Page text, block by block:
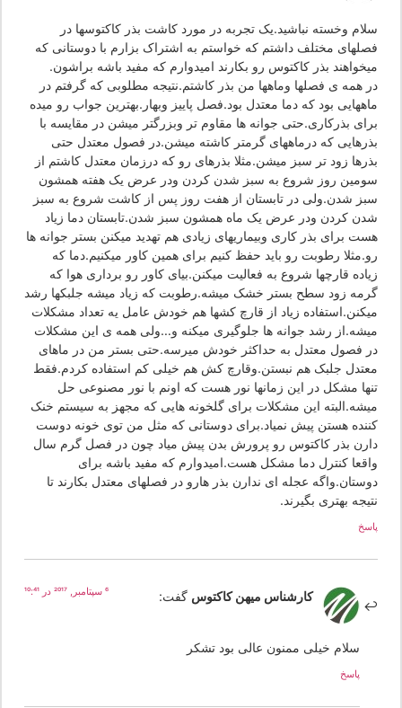
وخسته نباشید.یک تجربه در مورد کاشت بذر کاکتوسها در
مختلف داشتم که خواستم به اشتراک بزارم با دوستانی که
بذر کاکتوس رو بکارند امیدوارم که مفید باشه براشون.
همه ی فصلها وماهها من بذر کاشتم.نتیجه مطلوبی که گرفتم در
بود که دما معتدل بود.فصل پاییز وبهار.بهترین جواب رو میده
بذرکاری.حتی جوانه ها مقاوم تر وبزرگتر میشن در مقایسه با
که درماههای گرمتر کاشته میشن.در فصول معتدل حتی
زود تر سبز میشن.مثلا بذرهای رو که درزمان معتدل کاشتم از
روز شروع به سبز شدن کردن ودر عرض یک هفته همشون
شدن.ولی در تابستان از هفت روز پس از کاشت شروع به سبز
کردن ودر عرض یک ماه همشون سبز شدن.تابستان دما زیاد
برای بذر کاری وبیماریهای زیادی هم تهدید میکنن بستر جوانه ها
رطوبت رو باید حفظ کنیم برای همین کاور میکنیم.دما که
قارچها شروع به فعالیت میکنن.بیای کاور رو برداری هوا که
زود سطح بستر خشک میشه.رطوبت که زیاد میشه جلبکها رشد
زیاد از قارچ کشها هم خودش عامل یه تعداد مشکلات
رشد جوانه ها جلوگیری میکنه و…ولی همه ی این مشکلات
فصول معتدل به حداکثر خودش میرسه.حتی بستر من در ماهای
جلبک هم نبستن.وقارچ کش هم خیلی کم استفاده کردم.فقط
مشکل در این زمانها نور هست که اونم با نور مصنوعی حل
این مشکلات برای گلخونه هایی که مجهز به سیستم خنک
هستن پیش نمیاد.برای دوستانی که مثل من توی خونه دوست
بذر کاکتوس رو پرورش بدن پیش میاد چون در فصل گرم سال
کنترل دما مشکل هست.امیدوارم که مفید باشه برای
عجله ای ندارن بذر هارو در فصلهای معتدل بکارند تا
بهتری بگیرند.
کارشناس میهن کاکتوس گفت:
سلام خیلی ممنون عالی بود تشکر